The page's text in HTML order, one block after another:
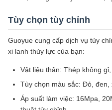
Tùy chọn tùy chỉnh
Guoyue cung cấp dịch vụ tùy
xi lanh thủy lực của bạn:
Vật liệu thân: Thép không
Tùy chọn màu sắc: Đỏ, đen,
Áp suất làm việc: 16Mpa,